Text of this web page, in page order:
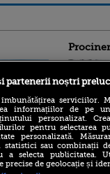
România
Nikolaj
Urzeala
partenerii noștri
serviciilor.
informațiilor de pe
personalizat.
pentru selectarea
personalizată.
sau combinații
a selecta publicitatea.
precise de geolocație și